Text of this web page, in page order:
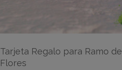
Tarjeta Regalo para Ramo de
Flores